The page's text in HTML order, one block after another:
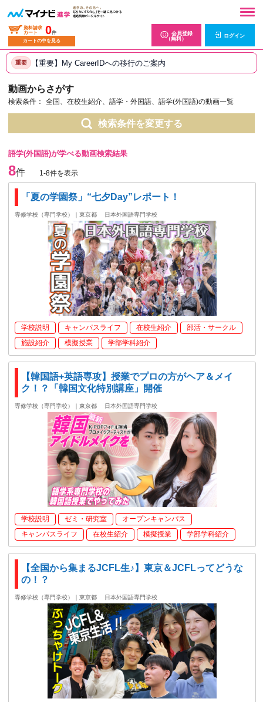
資料請求
カート
0件
カートの中を見る
会員登録
（無料）
ログイン
重要 【重要】My CareerIDへの移行のご案内
動画からさがす
検索条件： 全国、在校生紹介、語学・外国語、語学(外国語)の動画一覧
検索条件を変更する
語学(外国語)が学べる動画検索結果
8件 1-8件を表示
「夏の学園祭」“七夕Day”レポート！
専修学校（専門学校）｜東京都 日本外国語専門学校
学校説明 キャンパスライフ 在校生紹介
部活・サークル
施設紹介
模擬授業 学部学科紹介
【韓国語+英語専攻】授業でプロの方がヘア＆メイ
ク！？「韓国文化特別講座」開催
専修学校（専門学校）｜東京都 日本外国語専門学校
学校説明 ゼミ・研究室
オープンキャンパス
キャンパスライフ
在校生紹介 模擬授業 学部学科紹介
【全国から集まるJCFL生♪】東京＆JCFLってどうな
の！？
専修学校（専門学校）｜東京都 日本外国語専門学校